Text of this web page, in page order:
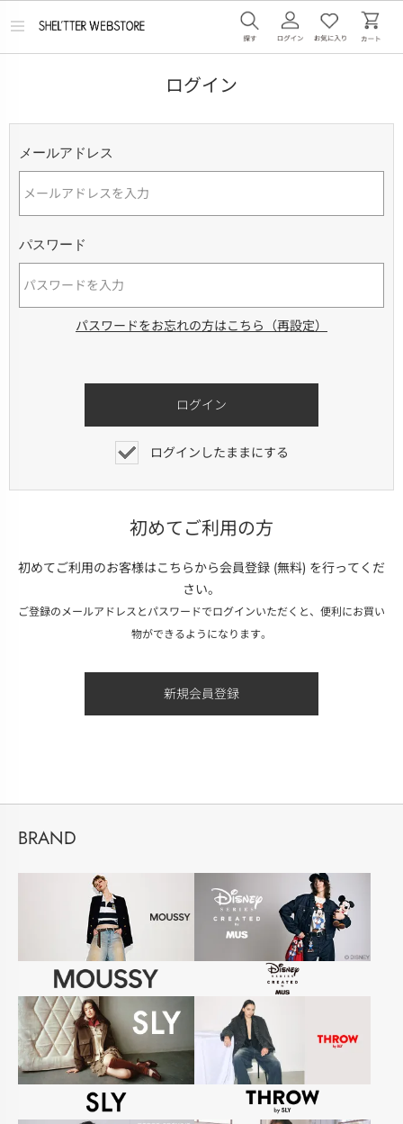
メ
ログイン
メールアドレス
パスワード
パスワードをお忘れの方はこちら（再設定）
ログインしたままにする
初めてご利用の方
初めてご利用のお客様はこちらから会員登録 (無料) を行ってくだ
さい。
ご登録のメールアドレスとパスワードでログインいただくと、便利にお買い
物ができるようになります。
BRAND